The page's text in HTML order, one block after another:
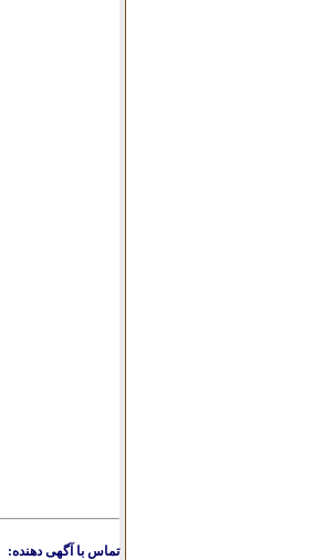
تماس با آگهی دهنده: